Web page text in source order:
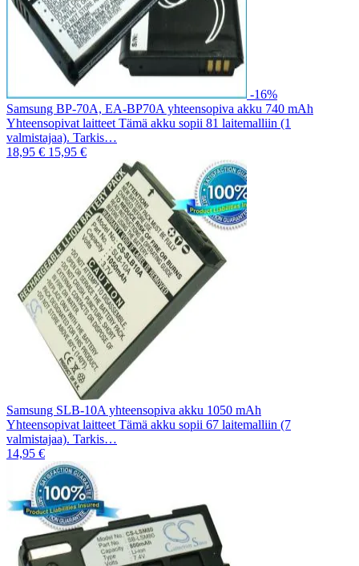
-16%
Samsung BP-70A, EA-BP70A yhteensopiva akku 740 mAh
Yhteensopivat laitteet Tämä akku sopii 81 laitemalliin (1
valmistajaa). Tarkis…
18,95 € 15,95 €
Samsung SLB-10A yhteensopiva akku 1050 mAh
Yhteensopivat laitteet Tämä akku sopii 67 laitemalliin (7
valmistajaa). Tarkis…
14,95 €